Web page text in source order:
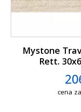
Mystone
Rett.
cena